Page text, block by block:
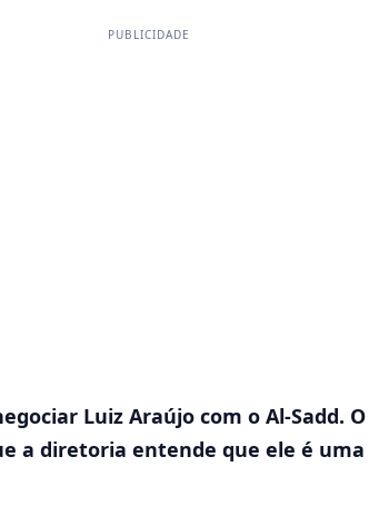
PUBLICIDADE
Luiz Araújo com o Al-Sadd.
a diretoria entende que ele é